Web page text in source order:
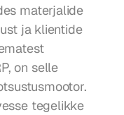
materjalide
ja klientide
on selle
tegelikke